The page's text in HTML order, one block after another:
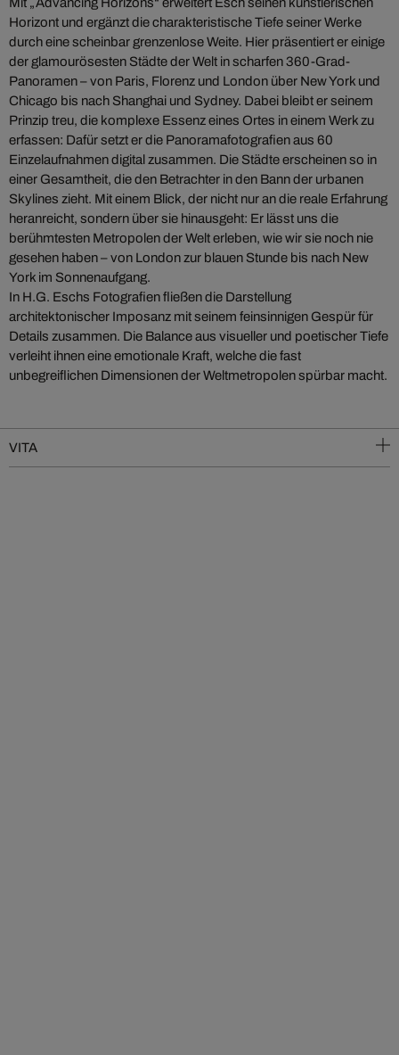
Mit „Advancing Horizons“ erweitert Esch seinen künstlerischen
Horizont und ergänzt die charakteristische Tiefe seiner Werke
durch eine scheinbar grenzenlose Weite. Hier präsentiert er einige
der glamourösesten Städte der Welt in scharfen 360-Grad-
Panoramen – von Paris, Florenz und London über New York und
Chicago bis nach Shanghai und Sydney. Dabei bleibt er seinem
Prinzip treu, die komplexe Essenz eines Ortes in einem Werk zu
erfassen: Dafür setzt er die Panoramafotografien aus 60
Einzelaufnahmen digital zusammen. Die Städte erscheinen so in
einer Gesamtheit, die den Betrachter in den Bann der urbanen
Skylines zieht. Mit einem Blick, der nicht nur an die reale Erfahrung
heranreicht, sondern über sie hinausgeht: Er lässt uns die
berühmtesten Metropolen der Welt erleben, wie wir sie noch nie
gesehen haben – von London zur blauen Stunde bis nach New
York im Sonnenaufgang.
In H.G. Eschs Fotografien fließen die Darstellung
architektonischer Imposanz mit seinem feinsinnigen Gespür für
Details zusammen. Die Balance aus visueller und poetischer Tiefe
verleiht ihnen eine emotionale Kraft, welche die fast
unbegreiflichen Dimensionen der Weltmetropolen spürbar macht.
VITA